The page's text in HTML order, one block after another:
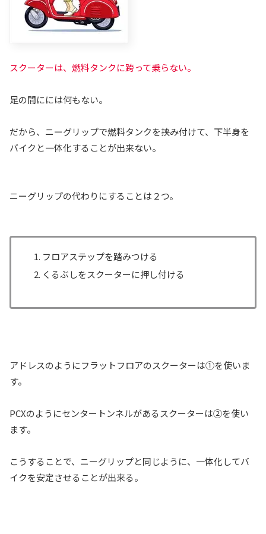
スクーターは、燃料タンクに跨って乗らない。
足の間にには何もない。
だから、ニーグリップで燃料タンクを挟み付けて、下半身を
バイクと一体化することが出来ない。
ニーグリップの代わりにすることは２つ。
フロアステップを踏みつける
くるぶしをスクーターに押し付ける
アドレスのようにフラットフロアのスクーターは①を使いま
す。
PCXのようにセンタートンネルがあるスクーターは②を使い
ます。
こうすることで、ニーグリップと同じように、一体化してバ
イクを安定させることが出来る。